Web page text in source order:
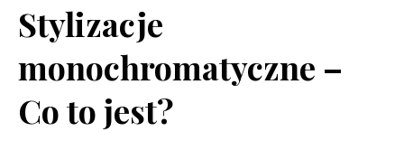
Stylizacje
monochromatyczne –
Co to jest?